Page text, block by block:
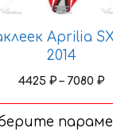
Aprilia
2014
4425 ₽ – 7080 ₽